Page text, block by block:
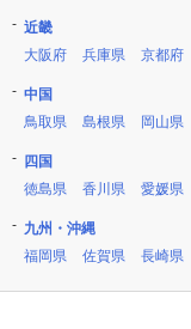
近畿
大阪府
兵庫県 京都府
中国
鳥取県
島根県 岡山県
四国
徳島県
香川県 愛媛県
九州・沖縄
福岡県
佐賀県 長崎県